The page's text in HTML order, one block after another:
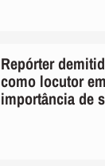
Repórter
como locutor
importância de